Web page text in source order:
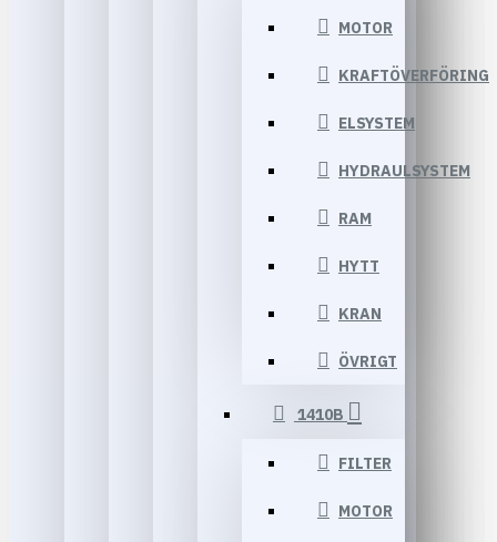
MOTOR
KRAFTÖVERFÖRING
ELSYSTEM
HYDRAULSYSTEM
RAM
HYTT
KRAN
ÖVRIGT
1410B
FILTER
MOTOR